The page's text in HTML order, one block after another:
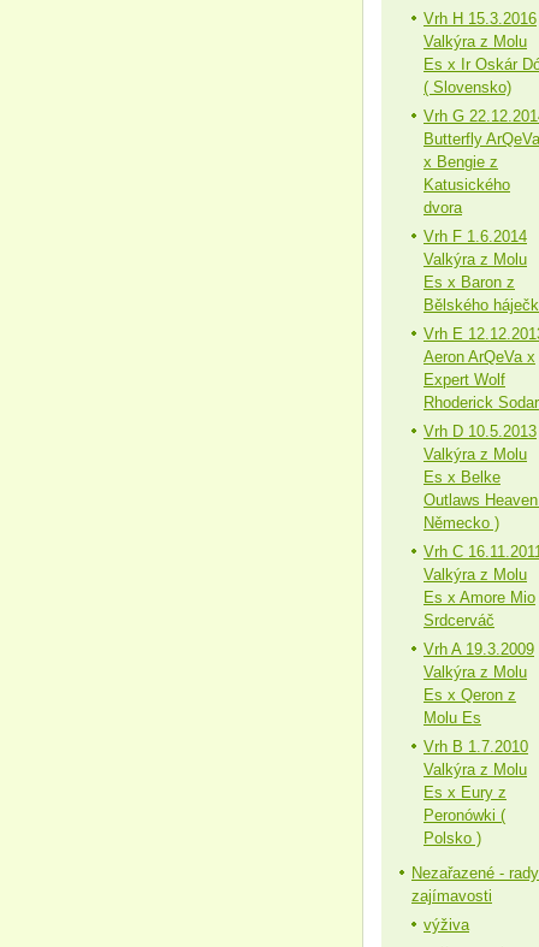
Vrh H 15.3.2016
Valkýra z Molu
Es x Ir Oskár
( Slovensko)
Vrh G
Butterfly ArQeVa
x Bengie z
Katusického
dvora
Vrh F 1.6.2014
Valkýra z Molu
Es x Baron z
Bělského
Vrh E
Aeron ArQeVa x
Expert Wolf
Rhoderick Sodar
Vrh D 10.5.2013
Valkýra z Molu
Es x Belke
Outlaws
Německo )
Vrh C
Valkýra z Molu
Es x Amore Mio
Srdcerváč
Vrh A 19.3.2009
Valkýra z Molu
Es x Qeron z
Molu Es
Vrh B 1.7.2010
Valkýra z Molu
Es x Eury z
Peronówki (
Polsko )
Nezařazené -
zajímavosti
výživa